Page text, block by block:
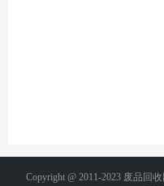
Copyright @ 2011-2023 废品回